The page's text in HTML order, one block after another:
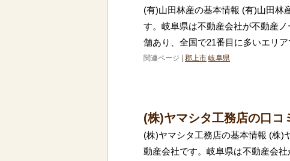
(有)山田林産の基本情報 (有)山田林
す。岐阜県は不動産会社が不動産
舗あり、全国で21番目に多いエリ
関連ページ | 郡上市 岐阜県
(株)ヤマシタ工務店の口コ
(株)ヤマシタ工務店の基本情報 (株)
動産会社です。岐阜県は不動産会